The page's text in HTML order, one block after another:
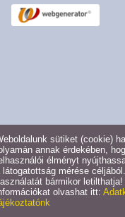
-
sütiket (cookie)
annak érdekében,
élményt
látogatottság mérése
bármikor
olvashat itt: